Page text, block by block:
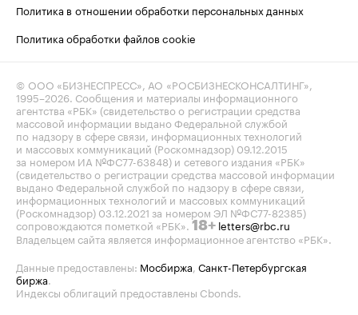
Политика в отношении обработки персональных данных
Политика обработки файлов cookie
© ООО «БИЗНЕСПРЕСС», АО «РОСБИЗНЕСКОНСАЛТИНГ»,
1995–2026 . Сообщения и материалы информационного
агентства «РБК» (свидетельство о регистрации средства
массовой информации выдано Федеральной службой
по надзору в сфере связи, информационных технологий
и массовых коммуникаций (Роскомнадзор) 09.12.2015
за номером ИА №ФС77-63848) и сетевого издания «РБК»
(свидетельство о регистрации средства массовой информации
выдано Федеральной службой по надзору в сфере связи,
информационных технологий и массовых коммуникаций
(Роскомнадзор) 03.12.2021 за номером ЭЛ №ФС77-82385)
сопровождаются пометкой «РБК». 18+ letters@rbc.ru
Владельцем сайта является информационное агентство «РБК».
Данные предоставлены: Мосбиржа Санкт-Петербургская
биржа
Индексы облигаций предоставлены Cbonds.